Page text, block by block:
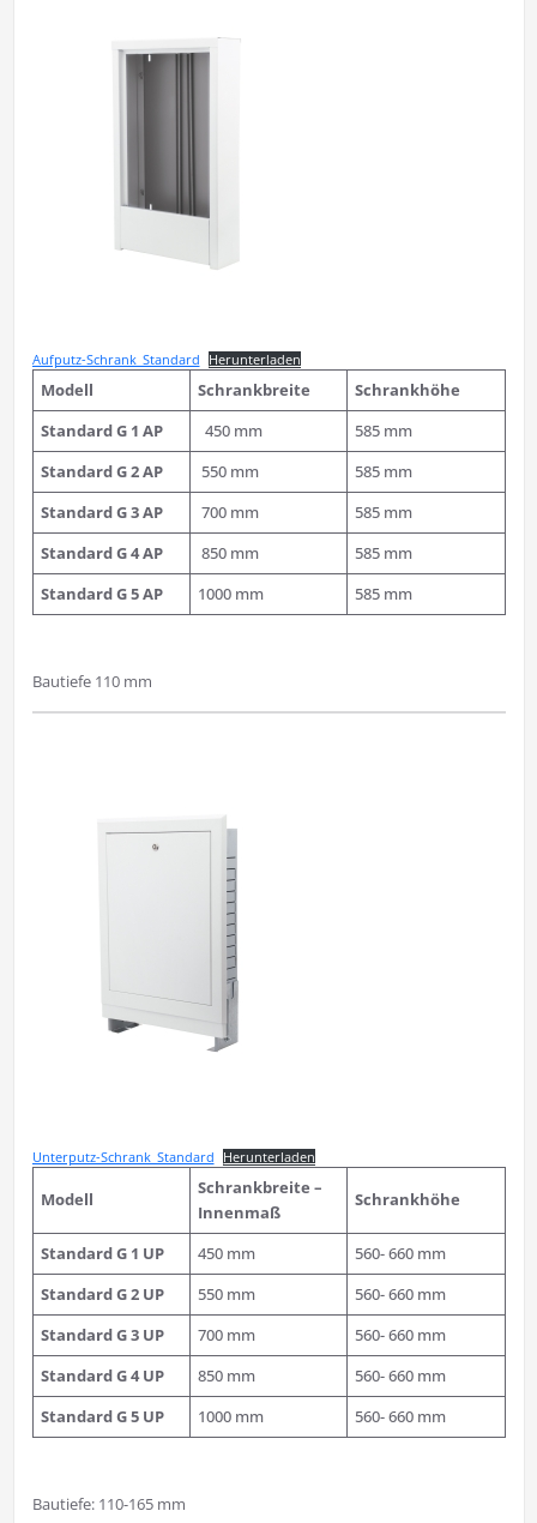
Aufputz-Schrank_Standard Herunterladen
Modell Schrankbreite
Schrankhöhe
StandardG 1 AP 450 mm
585 mm
StandardG 2 AP 550 mm
585 mm
StandardG 3 AP 700 mm
585 mm
StandardG 4 AP 850 mm
585 mm
StandardG 5 AP 1000 mm 585 mm
Bautiefe 110 mm
Unterputz-Schrank_Standard Herunterladen
Modell
Schrankbreite –
Innenmaß
Schrankhöhe
Standard G 1 UP 450 mm
560- 660 mm
StandardG 2 UP 550 mm
560- 660 mm
StandardG 3 UP 700 mm
560- 660 mm
StandardG 4 UP 850 mm
560- 660 mm
StandardG 5 UP 1000 mm 560- 660 mm
Bautiefe: 110-165 mm